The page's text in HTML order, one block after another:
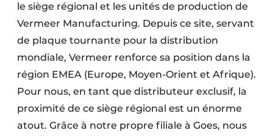
le siège régional et les unités de production de
Vermeer Manufacturing. Depuis ce site, servant
de plaque tournante pour la distribution
mondiale, Vermeer renforce sa position dans la
région EMEA (Europe, Moyen-Orient et Afrique).
Pour nous, en tant que distributeur exclusif, la
proximité de ce siège régional est un énorme
atout. Grâce à notre propre filiale à Goes, nous